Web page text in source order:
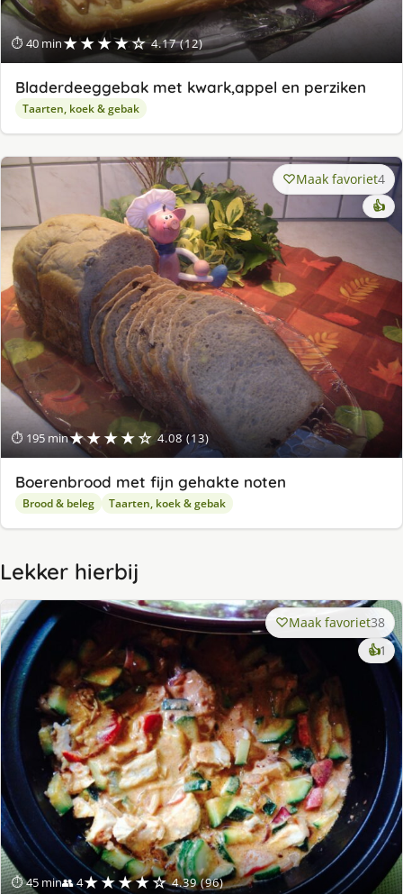
⏱ 40 min★★★★☆ 4.17 (12)
Bladerdeeggebak met kwark,appel en perziken
Taarten, koek & gebak
⏱ 195 min★★★★☆ 4.08 (13)
Maak favoriet4
👍
Boerenbrood met fijn gehakte noten
Brood & beleg Taarten, koek & gebak
Lekker hierbij
⏱ 45 min👥 4★★★★☆ 4.39 (96)
Maak favoriet38
👍1